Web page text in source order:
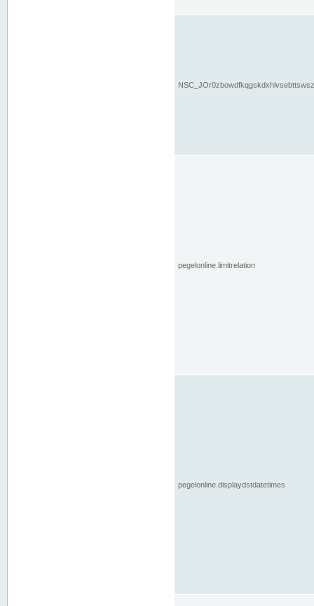
pegelonline.limitrelation
pegelonline.displaydstdatetimes